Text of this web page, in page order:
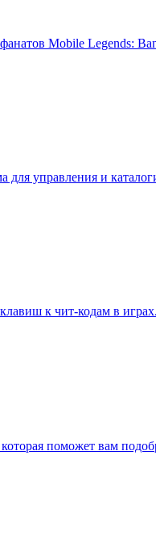
Mobile Legends:
для управления и
клавиш к чит-кодам в
поможет вам